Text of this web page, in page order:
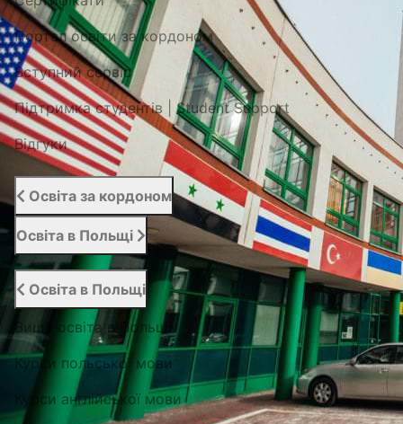
Портал освіти за кордоном
Вступний сервіс
Підтримка студентів | Student Support
Відгуки
Освіта за кордоном
Освіта в Польщі
Освіта в Польщі
Вища освіта в Польщі
Курси польської мови
Курси англійської мови